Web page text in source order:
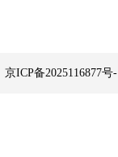
京ICP备2025116877号